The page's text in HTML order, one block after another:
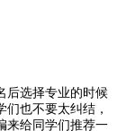
后选择专业的时候
也不要太纠结，
来给同学们推荐一